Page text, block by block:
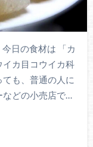
日の食材は 「カ
イカ目コウイカ科
も、普通の人に
などの小売店で…